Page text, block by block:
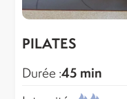
PILATES
Durée :45 min